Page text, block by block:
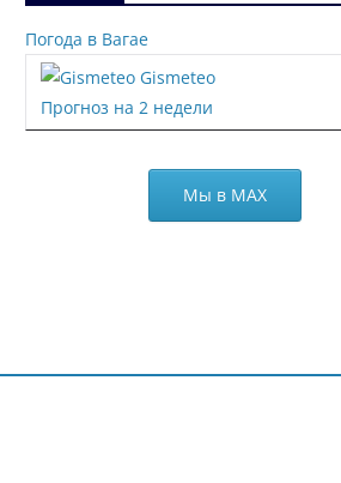
Погода в Вагае
Gismeteo
Прогноз на 2 недели
Мы в МАХ